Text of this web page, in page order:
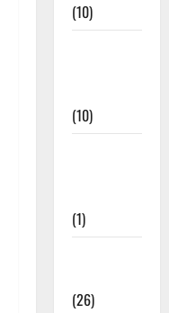
(10)
(10)
(1)
(26)